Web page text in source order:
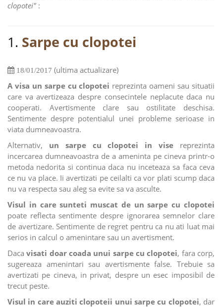
clopotei" :
1. Sarpe cu clopotei
18/01/2017 (ultima actualizare)
A visa un sarpe cu clopotei reprezinta oameni sau situatii
care va avertizeaza despre consecintele neplacute daca nu
cooperati. Avertismente clare sau ostilitate deschisa.
Sentimente despre potentialul unei probleme serioase in
viata dumneavoastra.
Alternativ, un sarpe cu clopotei in vise reprezinta
incercarea dumneavoastra de a ameninta pe cineva printr-o
metoda nedorita si continua daca nu inceteaza sa faca ceva
ce nu va place. Ii avertizati pe ceilalti ca vor plati scump daca
nu va respecta sau aleg sa evite sa va asculte.
Visul in care sunteti muscat de un sarpe cu clopotei
poate reflecta sentimente despre ignorarea semnelor clare
de avertizare. Sentimente de regret pentru ca nu ati luat mai
serios in calcul o amenintare sau un avertisment.
Dacavisati doar coada unui sarpe cu clopotei, fara corp,
sugereaza amenintari sau avertismente false. Trebuie sa
avertizati pe cineva, in privat, despre un esec imposibil de
trecut peste.
Visul in care auziti clopoteii unui sarpe cu clopotei, dar